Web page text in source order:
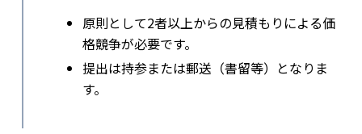
原則として2者以上からの見積もりによる価
格競争が必要です。
提出は持参または郵送（書留等）となりま
す。